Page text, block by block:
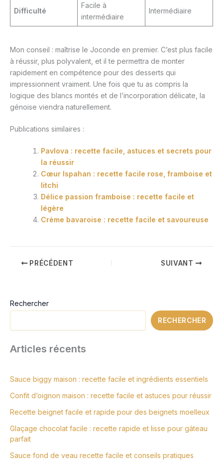
Difficulté
Facile à
intermédiaire
Intermédiaire
Mon conseil : maîtrise le Joconde en premier. C’est plus facile
à réussir, plus polyvalent, et il te permettra de monter
rapidement en compétence pour des desserts qui
impressionnent vraiment. Une fois que tu as compris la
logique des blancs montés et de l’incorporation délicate, la
génoise viendra naturellement.
Publications similaires :
Pavlova : recette facile, astuces et secrets pour
la réussir
Cœur Ispahan : recette facile rose, framboise et
litchi
Délice passion framboise : recette facile et
légère
Crème bavaroise : recette facile et savoureuse
PRÉCÉDENT SUIVANT
Rechercher
RECHERCHER
Articles récents
Sauce biggy maison : recette facile et ingrédients essentiels
Confit d’oignon maison : recette facile et astuces pour réussir
Recette beignet facile et rapide pour des beignets moelleux
Glaçage chocolat facile : recette rapide et lisse pour gâteau
parfait
Sauce fond de veau recette facile et conseils pratiques